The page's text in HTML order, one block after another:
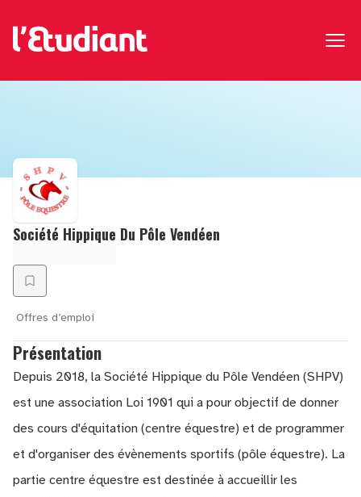
Société Hippique Du Pôle Vendéen
Offres d’emploi
Présentation
Depuis 2018, la Société Hippique du Pôle Vendéen (SHPV)
est une association Loi 1901 qui a pour objectif de donner
des cours d'équitation (centre équestre) et de programmer
et d'organiser des évènements sportifs (pôle équestre). La
partie centre équestre est destinée à accueillir les